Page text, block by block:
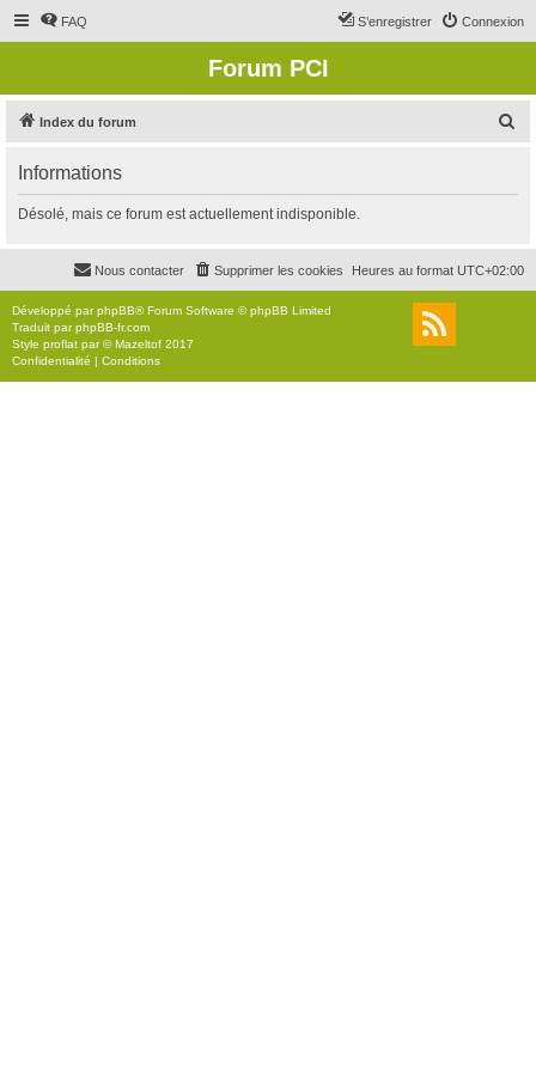
FAQ Connexion
S’enregistrer
Forum PCI
Index du forum
r
c
r
Informations
Désolé, mais ce forum est actuellement indisponible.
Heures au format UTC+02:00
Supprimer les cookies
Nous contacter
Développé parphpBB® Forum Software © phpBB Limited
Traduit parphpBB-fr.com
Style proflat par ©Mazeltof 2017
Confidentialité | Conditions